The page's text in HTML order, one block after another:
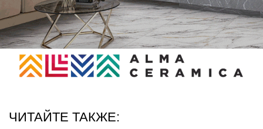
ЧИТАЙТЕ ТАКЖЕ: